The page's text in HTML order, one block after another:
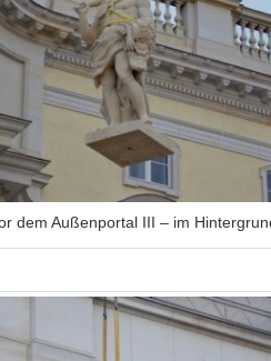
dem Außenportal III – im